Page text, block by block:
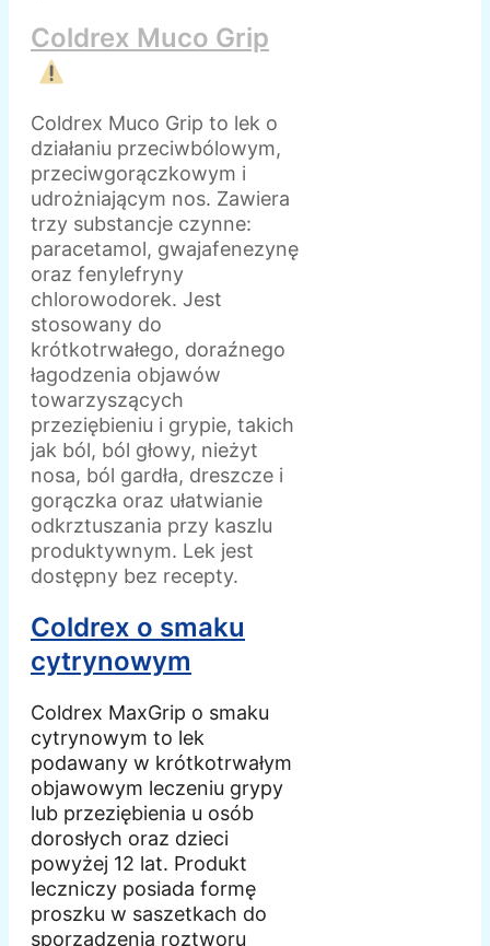
Coldrex Muco Grip
Coldrex Muco Grip to lek o
działaniu przeciwbólowym,
przeciwgorączkowym i
udrożniającym nos. Zawiera
trzy substancje czynne:
paracetamol, gwajafenezynę
oraz fenylefryny
chlorowodorek. Jest
stosowany do
krótkotrwałego, doraźnego
łagodzenia objawów
towarzyszących
przeziębieniu i grypie, takich
jak ból, ból głowy, nieżyt
nosa, ból gardła, dreszcze i
gorączka oraz ułatwianie
odkrztuszania przy kaszlu
produktywnym. Lek jest
dostępny bez recepty.
Coldrex o smaku
cytrynowym
Coldrex MaxGrip o smaku
cytrynowym to lek
podawany w krótkotrwałym
objawowym leczeniu grypy
lub przeziębienia u osób
dorosłych oraz dzieci
powyżej 12 lat. Produkt
leczniczy posiada formę
proszku w saszetkach do
sporządzenia roztworu